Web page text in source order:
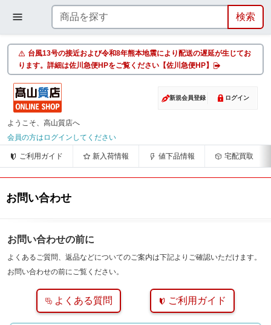
台風13号の接近および令和8年熊本地震により配送の遅延が生じてお
ります。詳細は佐川急便HPをご覧ください【佐川急便HP】
新規会員登録 ログイン
ようこそ、高山質店へ
会員の方はログインしてください
ご利用ガイド 新入荷情報 値下品情報 宅配買取
お問い合わせ
お問い合わせの前に
よくあるご質問、返品などについてのご案内は下記よりご確認いただけます。
お問い合わせの前にご覧ください。
よくある質問 ご利用ガイド